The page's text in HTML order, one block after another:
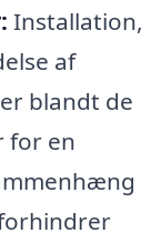
Installation,
af
blandt de
for en